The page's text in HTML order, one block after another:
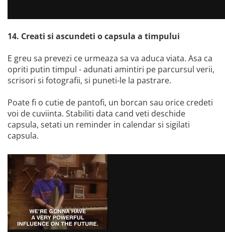
14. Creati si ascundeti o capsula a timpului
E greu sa prevezi ce urmeaza sa va aduca viata. Asa ca
opriti putin timpul - adunati amintiri pe parcursul verii,
scrisori si fotografii, si puneti-le la pastrare.
Poate fi o cutie de pantofi, un borcan sau orice credeti
voi de cuviinta. Stabiliti data cand veti deschide
capsula, setati un reminder in calendar si sigilati
capsula.